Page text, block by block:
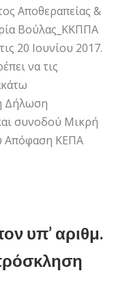
Αποθεραπείας &
Βούλας_ΚΚΠΠΑ
20 Ιουνίου 2017.
να τις
Δήλωση
συνοδού Μικρή
Απόφαση ΚΕΠΑ
υπ’ αριθμ.